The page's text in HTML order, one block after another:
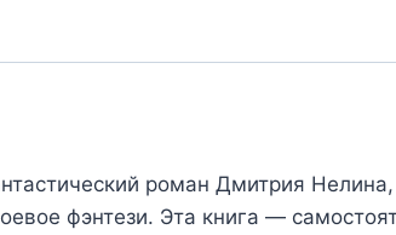
роман Дмитрия
фэнтези. Эта книга —